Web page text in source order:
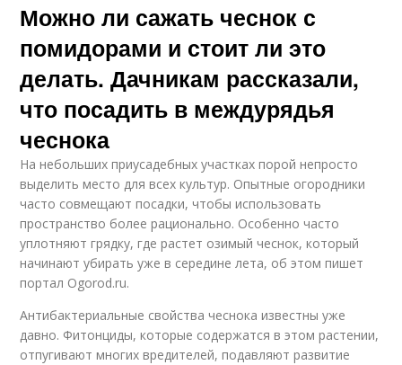
Можно ли сажать чеснок с
помидорами и стоит ли это
делать. Дачникам рассказали,
что посадить в междурядья
чеснока
На небольших приусадебных участках порой непросто
выделить место для всех культур. Опытные огородники
часто совмещают посадки, чтобы использовать
пространство более рационально. Особенно часто
уплотняют грядку, где растет озимый чеснок, который
начинают убирать уже в середине лета, об этом пишет
портал Ogorod.ru.
Антибактериальные свойства чеснока известны уже
давно. Фитонциды, которые содержатся в этом растении,
отпугивают многих вредителей, подавляют развитие